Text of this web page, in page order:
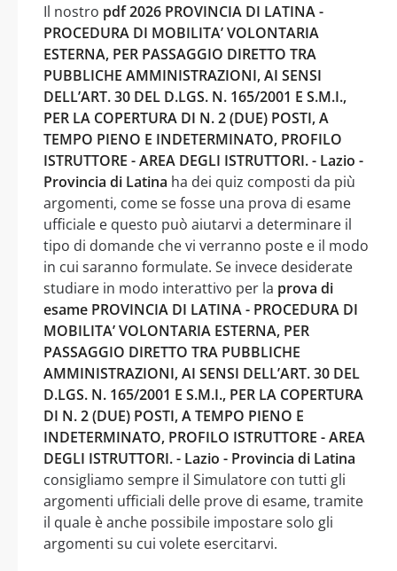
Il nostro pdf 2026 PROVINCIA DI LATINA -
PROCEDURA DI MOBILITA’ VOLONTARIA
ESTERNA, PER PASSAGGIO DIRETTO TRA
PUBBLICHE AMMINISTRAZIONI, AI SENSI
DELL’ART. 30 DEL D.LGS. N. 165/2001 E S.M.I.,
PER LA COPERTURA DI N. 2 (DUE) POSTI, A
TEMPO PIENO E INDETERMINATO, PROFILO
ISTRUTTORE - AREA DEGLI ISTRUTTORI. - Lazio -
Provincia di Latina ha dei quiz composti da più
argomenti, come se fosse una prova di esame
ufficiale e questo può aiutarvi a determinare il
tipo di domande che vi verranno poste e il modo
in cui saranno formulate. Se invece desiderate
studiare in modo interattivo per la prova di
esame PROVINCIA DI LATINA - PROCEDURA DI
MOBILITA’ VOLONTARIA ESTERNA, PER
PASSAGGIO DIRETTO TRA PUBBLICHE
AMMINISTRAZIONI, AI SENSI DELL’ART. 30 DEL
D.LGS. N. 165/2001 E S.M.I., PER LA COPERTURA
DI N. 2 (DUE) POSTI, A TEMPO PIENO E
INDETERMINATO, PROFILO ISTRUTTORE - AREA
DEGLI ISTRUTTORI. - Lazio - Provincia di Latina
consigliamo sempre il Simulatore con tutti gli
argomenti ufficiali delle prove di esame, tramite
il quale è anche possibile impostare solo gli
argomenti su cui volete esercitarvi.